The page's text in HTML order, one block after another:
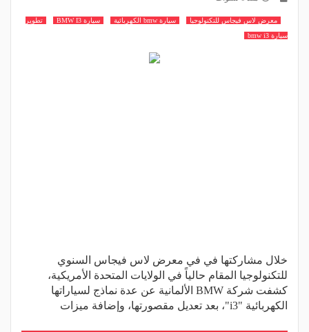
معرض لاس فيجاس للتكنولوجيا سيارة bmw الكهربائية سيارة BMW I3
تطوير
سيارة bmw i3
خلال مشاركتها في في معرض لاس فيجاس السنوي
للتكنولوجيا المقام حالياً في الولايات المتحدة الأمريكية،
كشفت شركة BMW الألمانية عن عدة نماذج لسياراتها
الكهربائية "i3"، بعد تعديل مقصورتها، وإضافة ميزات